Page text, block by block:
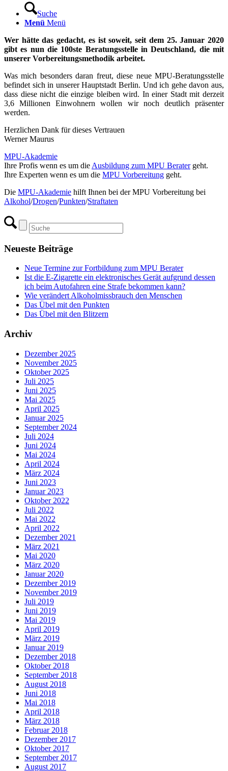
Suche
Menü Menü
Wer hätte das gedacht, es ist soweit, seit dem 25. Januar 2020
gibt es nun die 100ste Beratungsstelle in Deutschland, die mit
unserer Vorbereitungsmethodik arbeitet.
Was mich besonders daran freut, diese neue MPU-Beratungsstelle
befindet sich in unserer Hauptstadt Berlin. Und ich gehe davon aus,
dass diese nicht die einzige bleiben wird. In einer Stadt mit derzeit
3,6 Millionen Einwohnern wollen wir noch deutlich präsenter
werden.
Herzlichen Dank für dieses Vertrauen
Werner Maurus
MPU-Akademie
Ihre Profis wenn es um die Ausbildung zum MPU Beratergeht.
Ihre Experten wenn es um die MPU Vorbereitung geht.
Die MPU-Akademie hilft Ihnen bei der MPU Vorbereitung bei
Alkohol/Drogen/Punkten/Straftaten
Neueste Beiträge
Neue Termine zur Fortbildung zum MPU Berater
Ist die E-Zigarette ein elektronisches Gerät aufgrund dessen
ich beim Autofahren eine Strafe bekommen kann?
Wie verändert Alkoholmissbrauch den Menschen
Das Übel mit den Punkten
Das Übel mit den Blitzern
Archiv
Dezember 2025
November 2025
Oktober 2025
Juli 2025
Juni 2025
Mai 2025
April 2025
Januar 2025
September 2024
Juli 2024
Juni 2024
Mai 2024
April 2024
März 2024
Juni 2023
Januar 2023
Oktober 2022
Juli 2022
Mai 2022
April 2022
Dezember 2021
März 2021
Mai 2020
März 2020
Januar 2020
Dezember 2019
November 2019
Juli 2019
Juni 2019
Mai 2019
April 2019
März 2019
Januar 2019
Dezember 2018
Oktober 2018
September 2018
August 2018
Juni 2018
Mai 2018
April 2018
März 2018
Februar 2018
Dezember 2017
Oktober 2017
September 2017
August 2017